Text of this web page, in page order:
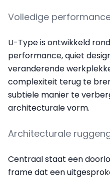
Volledige
U-Type is ontwikkeld
performance, quiet
veranderende
complexiteit terug te
subtiele manier te
architecturale vorm.
Architecturale
Centraal staat een
frame dat een